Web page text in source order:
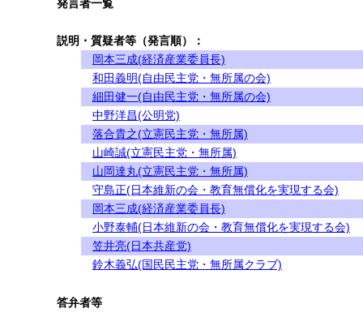
発言者一覧
説明・質疑者等（発言順）：
岡本三成(経済産業委員長)
和田義明(自由民主党・無所属の会)
細田健一(自由民主党・無所属の会)
中野洋昌(公明党)
落合貴之(立憲民主党・無所属)
山崎誠(立憲民主党・無所属)
山岡達丸(立憲民主党・無所属)
守島正(日本維新の会・教育無償化を実現する会)
岡本三成(経済産業委員長)
小野泰輔(日本維新の会・教育無償化を実現する会)
笠井亮(日本共産党)
鈴木義弘(国民民主党・無所属クラブ)
答弁者等